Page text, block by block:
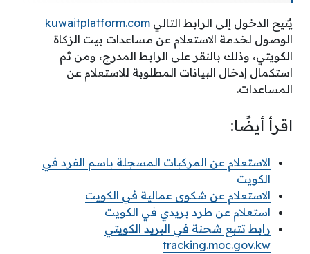
يُتيح الدخول إلى الرابط التالي kuwaitplatform.com
الوصول لخدمة الاستعلام عن مساعدات بيت الزكاة
الكويتي، وذلك بالنقر على الرابط المدرج، ومن ثم
استكمال إدخال البيانات المطلوبة للاستعلام عن
المساعدات.
اقرأ أيضًا:
الاستعلام عن المركبات المسجلة باسم الفرد في
الكويت
الاستعلام عن شكوى عمالية في الكويت
استعلام عن طرد بريدي في الكويت
رابط تتبع شحنة في البريد الكويتي
tracking.moc.gov.kw